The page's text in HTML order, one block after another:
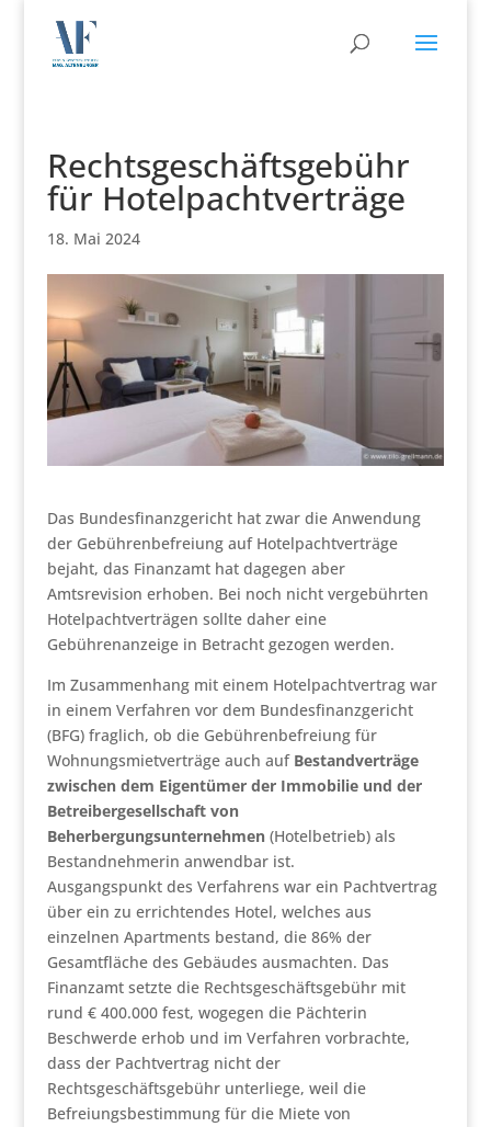
Rechtsgeschäftsgebühr
für Hotelpachtverträge
18. Mai 2024
Das Bundesfinanzgericht hat zwar die Anwendung
der Gebührenbefreiung auf Hotelpachtverträge
bejaht, das Finanzamt hat dagegen aber
Amtsrevision erhoben. Bei noch nicht vergebührten
Hotelpachtverträgen sollte daher eine
Gebührenanzeige in Betracht gezogen werden.
Im Zusammenhang mit einem Hotelpachtvertrag war
in einem Verfahren vor dem Bundesfinanzgericht
(BFG) fraglich, ob die Gebührenbefreiung für
Wohnungsmietverträge auch auf Bestandverträge
zwischen dem Eigentümer der Immobilie und der
Betreibergesellschaft von
Beherbergungsunternehmen(Hotelbetrieb) als
Bestandnehmerin anwendbar ist.
Ausgangspunkt des Verfahrens war ein Pachtvertrag
über ein zu errichtendes Hotel, welches aus
einzelnen Apartments bestand, die 86% der
Gesamtfläche des Gebäudes ausmachten. Das
Finanzamt setzte die Rechtsgeschäftsgebühr mit
rund € 400.000 fest, wogegen die Pächterin
Beschwerde erhob und im Verfahren vorbrachte,
dass der Pachtvertrag nicht der
Rechtsgeschäftsgebühr unterliege, weil die
Befreiungsbestimmung für die Miete von